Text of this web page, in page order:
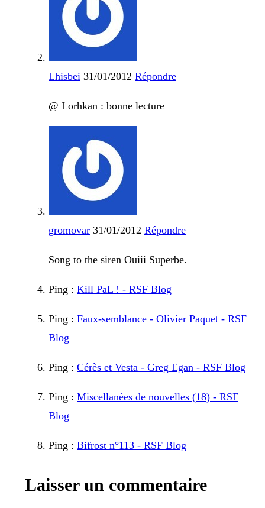
Lhisbei 31/01/2012 Répondre
@ Lorhkan : bonne lecture
gromovar 31/01/2012 Répondre
Song to the siren Ouiii Superbe.
Ping : Kill PaL ! - RSF Blog
Ping : Faux-semblance - Olivier Paquet - RSF
Blog
Ping : Cérès et Vesta - Greg Egan - RSF Blog
Ping : Miscellanées de nouvelles (18) - RSF
Blog
Ping : Bifrost n°113 - RSF Blog
Laisser un commentaire